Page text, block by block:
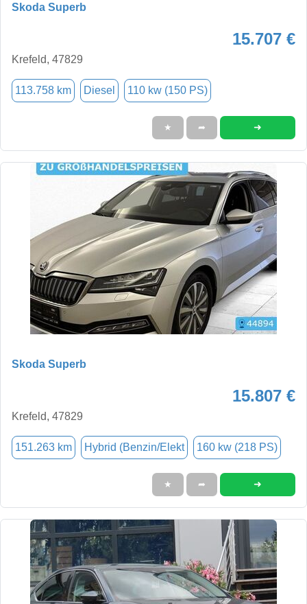
Skoda Superb
15.707 €
Krefeld, 47829
113.758 km Diesel 110 kw (150 PS)
★ ➦ ➜
Skoda Superb
15.807 €
Krefeld, 47829
151.263 km Hybrid (Benzin/Elekt 160 kw (218 PS)
★ ➦ ➜